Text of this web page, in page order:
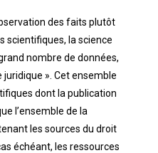
des faits plutôt
scientifiques, la science
nombre de données,
juridique ». Cet ensemble
dont la publication
l’ensemble de la
les sources du droit
échéant, les ressources